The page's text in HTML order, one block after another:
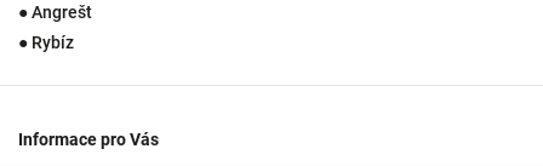
● Angrešt
● Rybíz
Informace pro Vás